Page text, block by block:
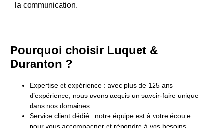
la communication.
Pourquoi choisir Luquet &
Duranton ?
Expertise et expérience : avec plus de 125 ans
d’expérience, nous avons acquis un savoir-faire unique
dans nos domaines.
Service client dédié : notre équipe est à votre écoute
pour vous accompagner et répondre à vos besoins